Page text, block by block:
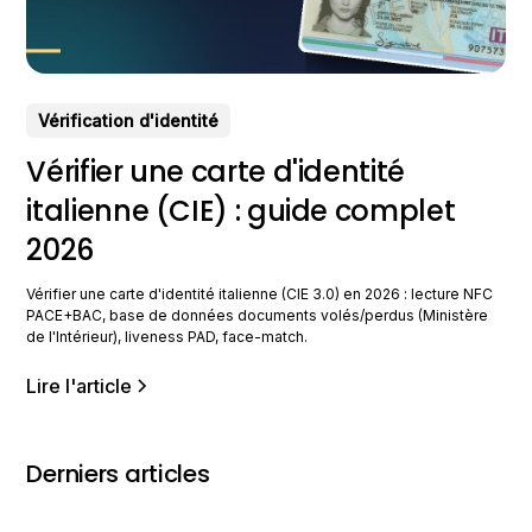
Vérification d'identité
Vérifier une carte d'identité
italienne (CIE) : guide complet
2026
Vérifier une carte d'identité italienne (CIE 3.0) en 2026 : lecture NFC
PACE+BAC, base de données documents volés/perdus (Ministère
de l'Intérieur), liveness PAD, face-match.
Lire l'article
Derniers articles